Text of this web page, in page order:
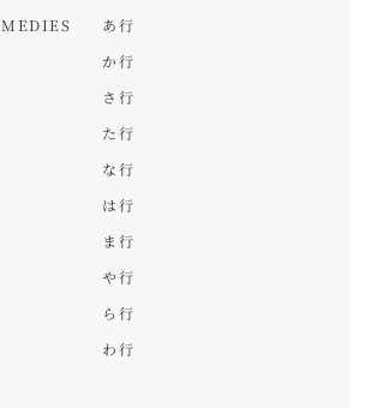
あ行
か行
さ行
た行
な行
は行
ま行
や行
ら行
わ行